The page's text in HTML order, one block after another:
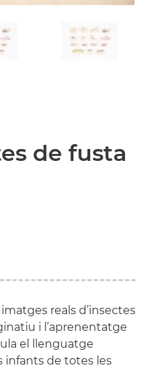
de fusta
reals d’insectes
i l’aprenentatge
el llenguatge
infants de totes les